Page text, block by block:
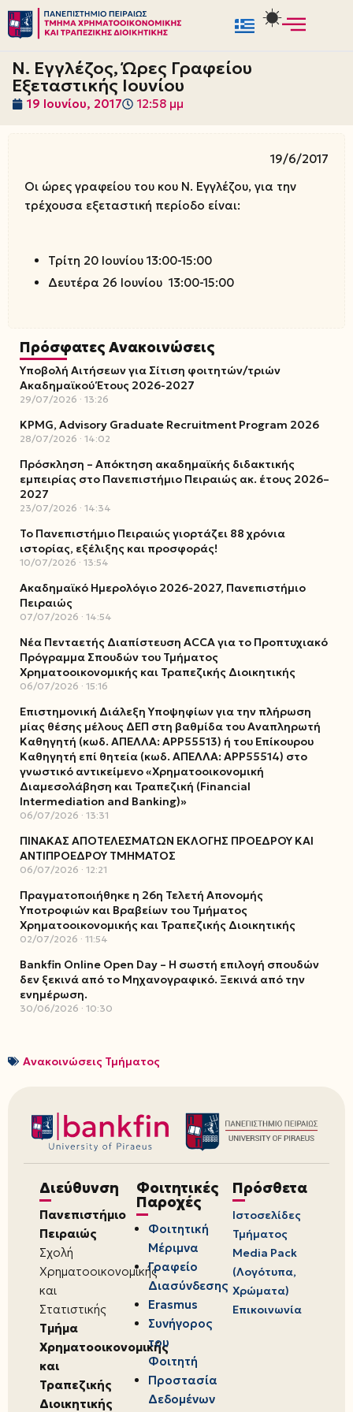
Μεταπηδήστε
στο
περιεχόμενο
Ν. Εγγλέζος, Ώρες Γραφείου
Εξεταστικής Ιουνίου
19 Ιουνίου, 2017 12:58 μμ
19/6/2017
Οι ώρες γραφείου του κου Ν. Εγγλέζου, για την
τρέχουσα εξεταστική περίοδο είναι:
Τρίτη 20 Ιουνίου 13:00-15:00
Δευτέρα 26 Ιουνίου 13:00-15:00
Πρόσφατες Ανακοινώσεις
Υποβολή Αιτήσεων για Σίτιση φοιτητών/τριών
Ακαδημαϊκού Έτους 2026-2027
29/07/2026 13:26
KPMG, Advisory Graduate Recruitment Program 2026
28/07/2026 14:02
Πρόσκληση – Απόκτηση ακαδημαϊκής διδακτικής
εμπειρίας στο Πανεπιστήμιο Πειραιώς ακ. έτους 2026–
2027
23/07/2026 14:34
Το Πανεπιστήμιο Πειραιώς γιορτάζει 88 χρόνια
ιστορίας, εξέλιξης και προσφοράς!
10/07/2026 13:54
Ακαδημαϊκό Ημερολόγιο 2026-2027, Πανεπιστήμιο
Πειραιώς
07/07/2026 14:54
Νέα Πενταετής Διαπίστευση ACCA για το Προπτυχιακό
Πρόγραμμα Σπουδών του Τμήματος
Χρηματοοικονομικής και Τραπεζικής Διοικητικής
06/07/2026 15:16
Επιστημονική Διάλεξη Υποψηφίων για την πλήρωση
μίας θέσης μέλους ΔΕΠ στη βαθμίδα του Αναπληρωτή
Καθηγητή (κωδ. ΑΠΕΛΛΑ: ΑΡΡ55513) ή του Επίκουρου
Καθηγητή επί θητεία (κωδ. ΑΠΕΛΛΑ: ΑΡΡ55514) στο
γνωστικό αντικείμενο «Χρηματοοικονομική
Διαμεσολάβηση και Τραπεζική (Financial
Intermediation and Banking)»
06/07/2026 13:31
ΠΙΝΑΚΑΣ ΑΠΟΤΕΛΕΣΜΑΤΩΝ ΕΚΛΟΓΗΣ ΠΡΟΕΔΡΟΥ ΚΑΙ
ΑΝΤΙΠΡΟΕΔΡΟΥ ΤΜΗΜΑΤΟΣ
06/07/2026 12:21
Πραγματοποιήθηκε η 26η Τελετή Απονομής
Υποτροφιών και Βραβείων του Τμήματος
Χρηματοοικονομικής και Τραπεζικής Διοικητικής
02/07/2026 11:54
Bankfin Online Open Day – Η σωστή επιλογή σπουδών
δεν ξεκινά από το Μηχανογραφικό. Ξεκινά από την
ενημέρωση.
30/06/2026 10:30
Ανακοινώσεις Τμήματος
Διεύθυνση
Πανεπιστήμιο
Πειραιώς
Σχολή
Χρηματοοικονομικής
και
Στατιστικής
Τμήμα
Χρηματοοικονομικής
και
Τραπεζικής
Διοικητικής
Φοιτητικές
Παροχές
Φοιτητική
Μέριμνα
Γραφείο
Διασύνδεσης
Erasmus
Συνήγορος
του
Φοιτητή
Προστασία
Δεδομένων
Πρόσθετα
Ιστοσελίδες
Τμήματος
Media Pack
(Λογότυπα,
Χρώματα)
Επικοινωνία